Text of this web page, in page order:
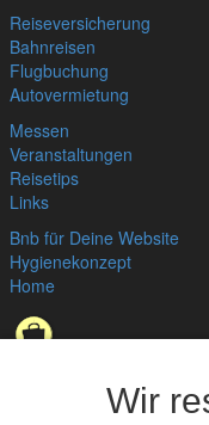
Wir
Reiseversicherung
Bahnreisen
Flugbuchung
Autovermietung
Messen
Veranstaltungen
Reisetips
Links
Bnb für Deine Website
Hygienekonzept
Home